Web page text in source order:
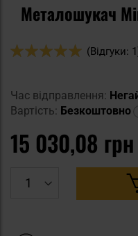
Металошукач
Оцінка:
(Відгуки:
Час відправлення:
Вартість: Безкоштовно
15 030,08 грн